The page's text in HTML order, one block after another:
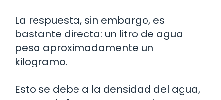
La respuesta, sin embargo, es
bastante directa: un litro de agua
pesa aproximadamente un
kilogramo.
Esto se debe a la densidad del agua,